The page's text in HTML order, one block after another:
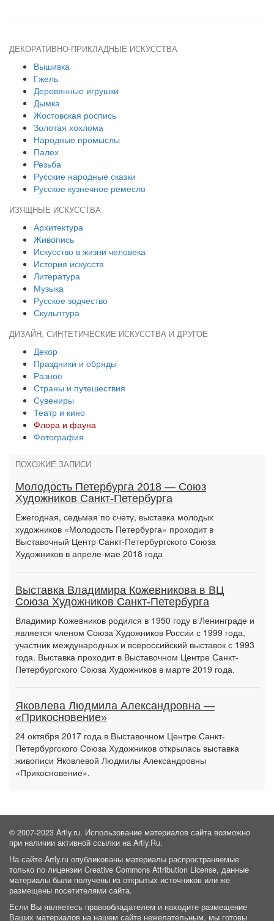
ДЕКОРАТИВНО-ПРИКЛАДНЫЕ ИСКУССТВА
Вышивка
Гжель
Деревянные игрушки
Дымка
Жостовская роспись
Золотая хохлома
Народные промыслы
Палех
Резьба
Русские народные сказки
Русское кузнечное ремесло
ИЗЯЩНЫЕ ИСКУССТВА
Архитектура
Живопись
Искусство в жизни человека
История искусств
Литература
Музыка
Русское зодчество
Скульптура
ДИЗАЙН, СИНТЕТИЧЕСКИЕ ИСКУССТВА И ДРУГОЕ
Декор
Праздники и обряды
Разное
Страны и путешествия
Сувениры
Театр и кино
Флора и фауна
Фотография
ПОХОЖИЕ ЗАПИСИ
Молодость Петербурга 2018 — Союз
Художников Санкт-Петербурга
Ежегодная, седьмая по счету, выставка молодых
художников «Молодость Петербурга» проходит в
Выставочный Центр Санкт-Петербургского Союза
Художников в апреле-мае 2018 года
Выставка Владимира Кожевникова в ВЦ
Союза Художников Санкт-Петербурга
Владимир Кожевников родился в 1950 году в Ленинграде и
является членом Союза Художников России с 1999 года,
участник международных и всероссийский выставок с 1993
года. Выставка проходит в Выставочном Центре Санкт-
Петербургского Союза Художников в марте 2019 года.
Яковлева Людмила Александровна —
«Прикосновение»
24 октября 2017 года в Выставочном Центре Санкт-
Петербургского Союза Художников открылась выставка
живописи Яковлевой Людмилы Александровны
«Прикосновение».
© 2007-2023 Artly.ru. Использование материалов сайта возможно
при наличии активной ссылки на Artly.Ru.
На сайте Artly.ru опубликованы материалы распространяемые
только по лицензии Creative Commons Attribution License, данные
материалы были получены из открытых источников или же
размещены посетителями сайта.
Если Вы являетесь правообладателем и находите размещение
Ваших материалов на нашем сайте нежелательным, мы готовы